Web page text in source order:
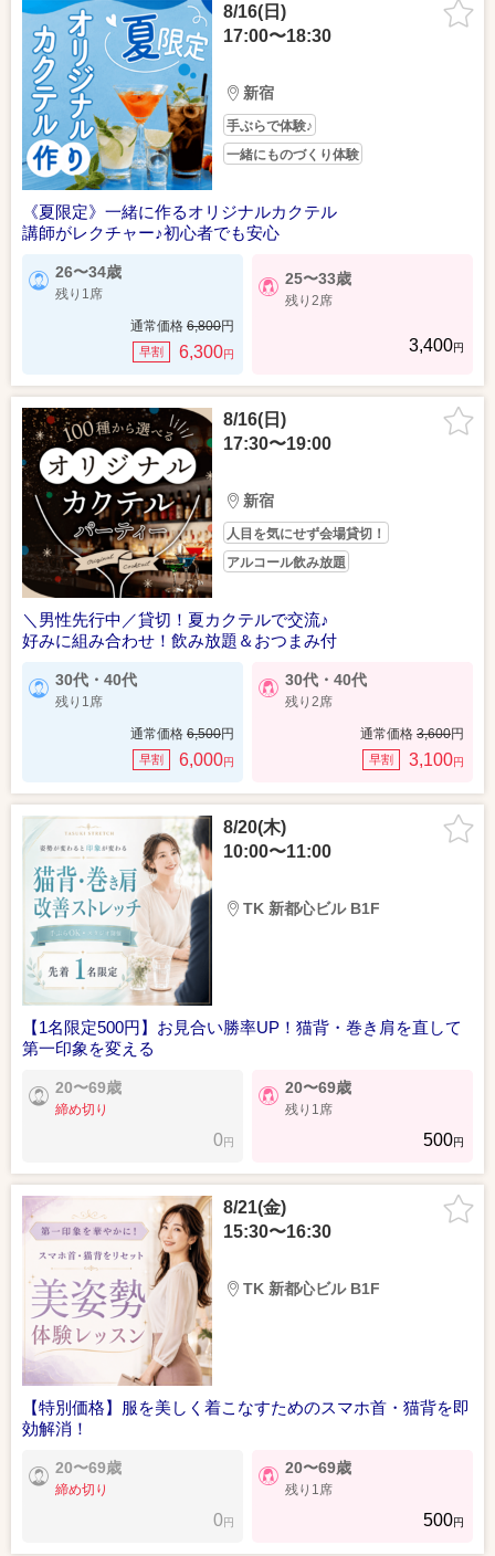
8/16(日)
17:00〜18:30
新宿
手ぶらで体験♪
一緒にものづくり体験
《夏限定》一緒に作るオリジナルカクテル
講師がレクチャー♪初心者でも安心
26〜34歳
残り1席
通常価格 6,800円
早割 6,300円
25〜33歳
残り2席
3,400円
8/16(日)
17:30〜19:00
新宿
人目を気にせず会場貸切！
アルコール飲み放題
＼男性先行中／貸切！夏カクテルで交流♪
好みに組み合わせ！飲み放題＆おつまみ付
30代・40代
残り1席
通常価格 6,500円
早割 6,000円
30代・40代
残り2席
通常価格 3,600円
早割 3,100円
8/20(木)
10:00〜11:00
TK 新都心ビル B1F
【1名限定500円】お見合い勝率UP！猫背・巻き肩を直して
第一印象を変える
20〜69歳
締め切り
0円
20〜69歳
残り1席
500円
8/21(金)
15:30〜16:30
TK 新都心ビル B1F
【特別価格】服を美しく着こなすためのスマホ首・猫背を即
効解消！
20〜69歳
締め切り
0円
20〜69歳
残り1席
500円